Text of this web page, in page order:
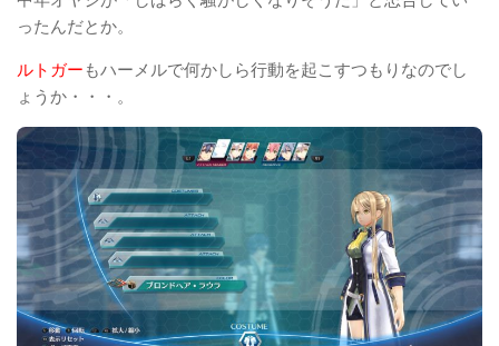
ったんだとか。
ルトガー もハーメルで何かしら行動を起こすつもりなのでし
ょうか・・・。